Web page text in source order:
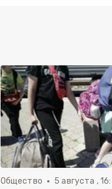
Общество 5 августа ,